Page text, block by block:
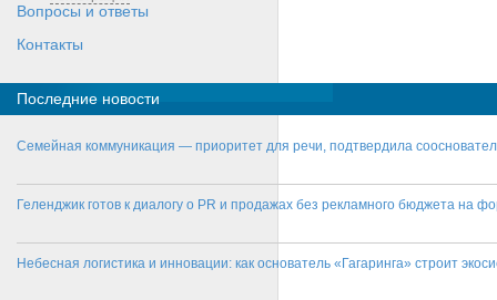
Вопросы и ответы
Контакты
Последние новости
Семейная коммуникация — приоритет для речи, подтвердила
Геленджик готов к диалогу о PR и продажах без рекламного бюджета на
Небесная логистика и инновации: как основатель «Гагаринга» строит